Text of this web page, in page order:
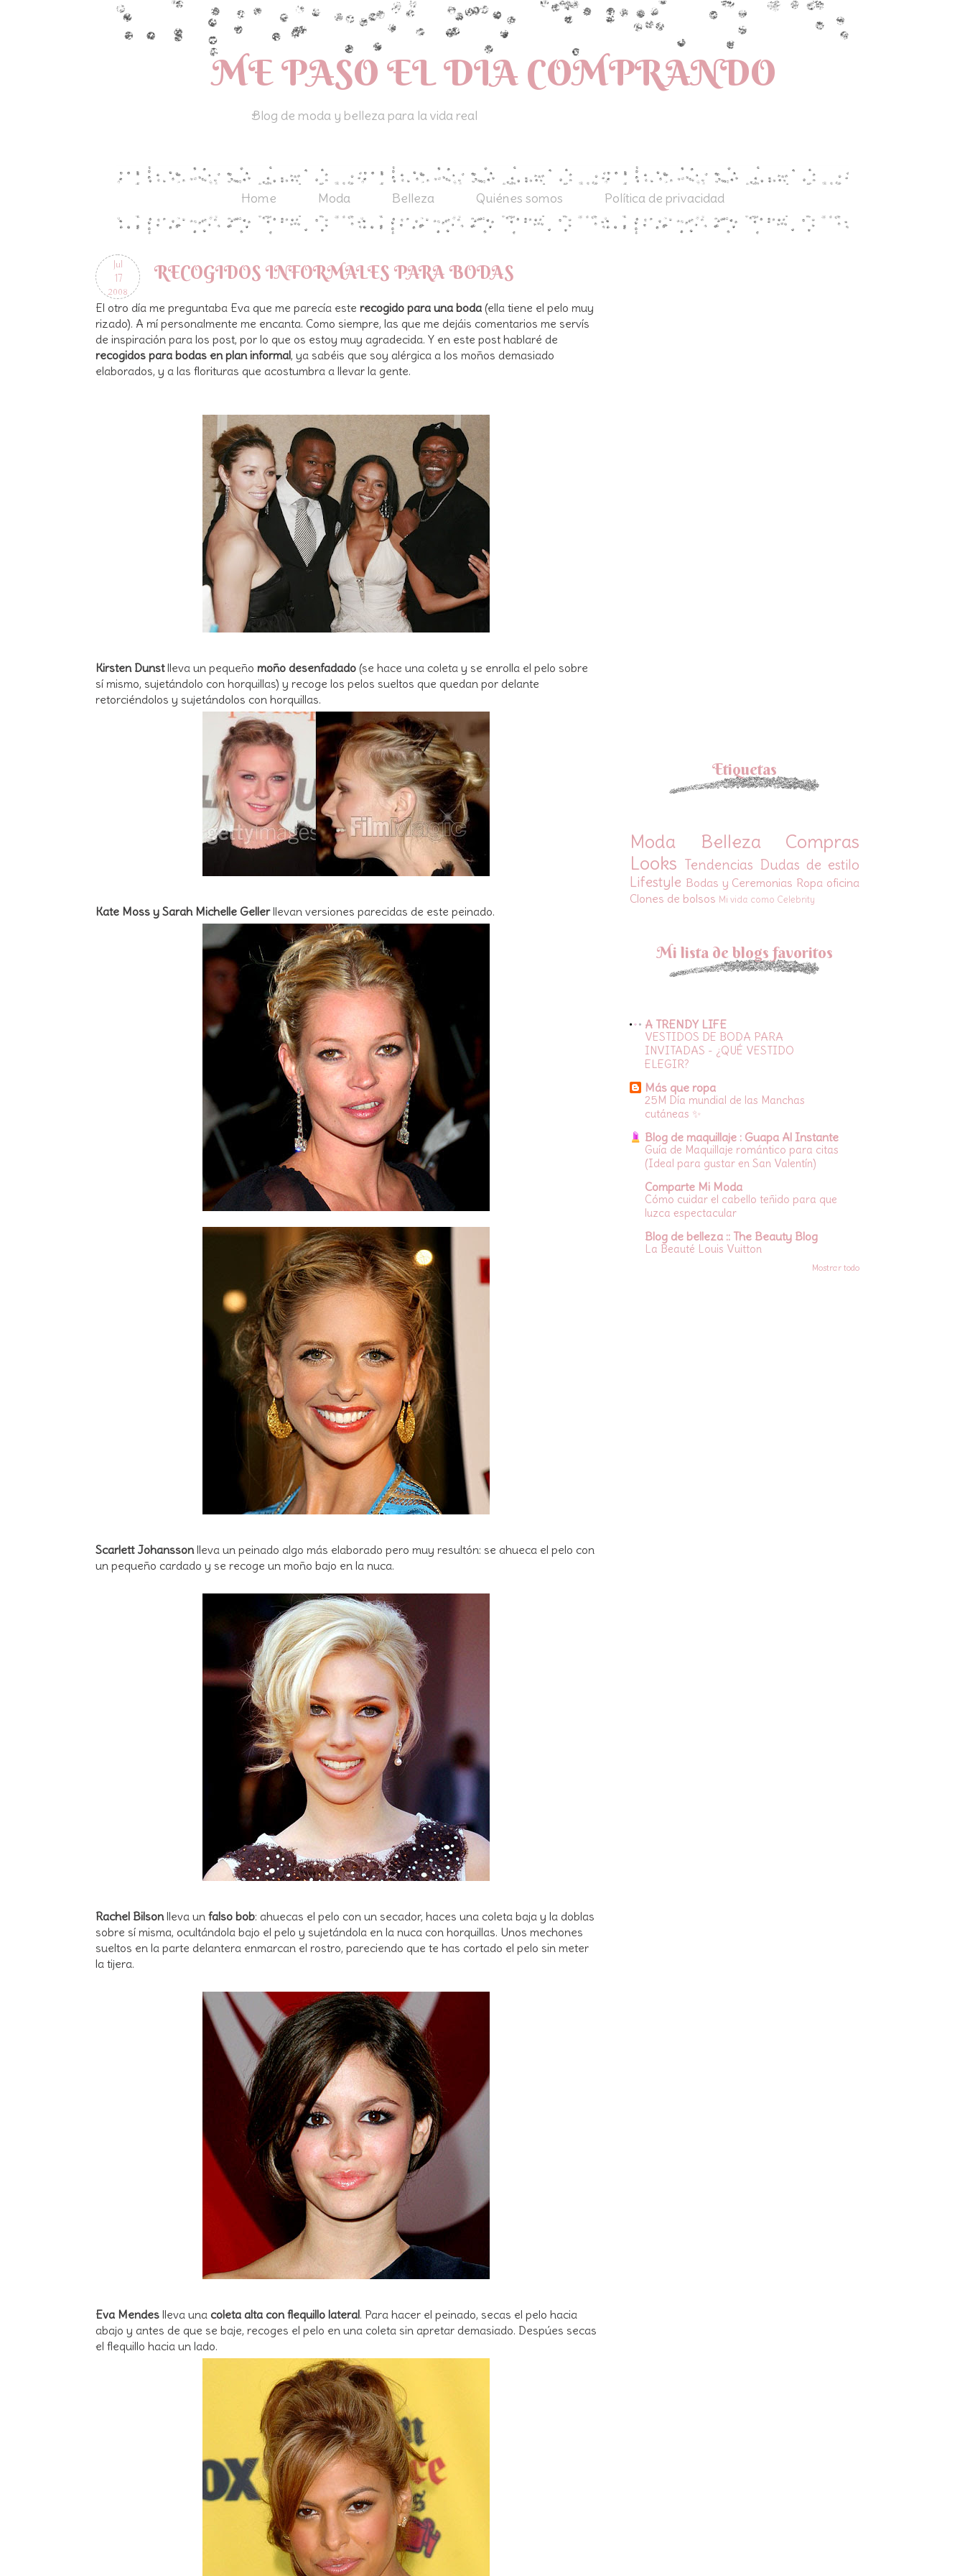
ME PASO EL DIA COMPRANDO
Blog de moda y belleza para la vida real
Home Moda Belleza Quiénes somos Política de privacidad
Jul
17
2008
RECOGIDOS INFORMALES PARA BODAS
El otro día me preguntaba Eva que me parecía este recogido para una boda (ella tiene el pelo muy
rizado). A mí personalmente me encanta. Como siempre, las que me dejáis comentarios me servís
de inspiración para los post, por lo que os estoy muy agradecida. Y en este post hablaré de
recogidos para bodas en plan informal, ya sabéis que soy alérgica a los moños demasiado
elaborados, y a las florituras que acostumbra a llevar la gente.
Kirsten Dunstlleva un pequeño moño desenfadado (se hace una coleta y se enrolla el pelo sobre
sí mismo, sujetándolo con horquillas) y recoge los pelos sueltos que quedan por delante
retorciéndolos y sujetándolos con horquillas.
Kate Moss y Sarah Michelle Gellerllevan versiones parecidas de este peinado.
Scarlett Johanssonlleva un peinado algo más elaborado pero muy resultón: se ahueca el pelo con
un pequeño cardado y se recoge un moño bajo en la nuca.
Rachel Bilsonlleva un falso bob: ahuecas el pelo con un secador, haces una coleta baja y la doblas
sobre sí misma, ocultándola bajo el pelo y sujetándola en la nuca con horquillas. Unos mechones
sueltos en la parte delantera enmarcan el rostro, pareciendo que te has cortado el pelo sin meter
la tijera.
Eva Mendes lleva una coleta alta con flequillo lateral. Para hacer el peinado, secas el pelo hacia
abajo y antes de que se baje, recoges el pelo en una coleta sin apretar demasiado. Despúes secas
el flequillo hacia un lado.
Etiquetas
Moda Belleza
Compras
Looks Tendencias Dudas de estilo
Lifestyle Bodas y Ceremonias Ropa oficina
Clones de bolsos Mi vida como Celebrity
Mi lista de blogs favoritos
A TRENDY LIFE
VESTIDOS DE BODA PARA
INVITADAS - ¿QUÉ VESTIDO
ELEGIR?
Más que ropa
25M Día mundial de las Manchas
cutáneas ✨
Blog de maquillaje : Guapa Al Instante
Guía de Maquillaje romántico para citas
(Ideal para gustar en San Valentín)
Comparte Mi Moda
Cómo cuidar el cabello teñido para que
luzca espectacular
Blog de belleza :: The Beauty Blog
La Beauté Louis Vuitton
Mostrar todo